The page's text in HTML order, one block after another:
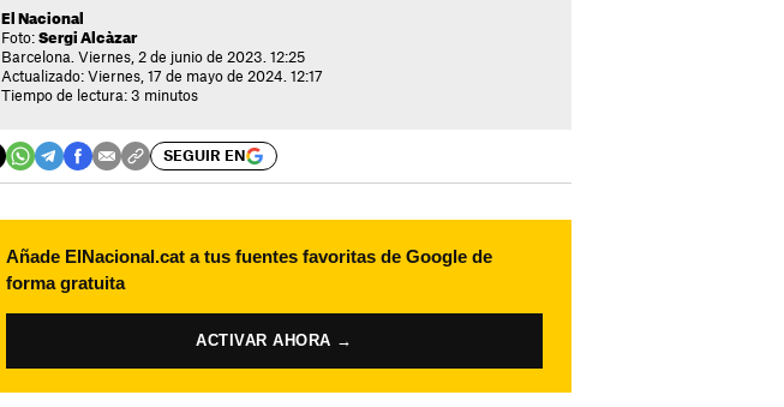
El Nacional
Foto: Sergi Alcàzar
Barcelona. Viernes, 2 de junio de 2023. 12:25
Actualizado: Viernes, 17 de mayo de 2024. 12:17
Tiempo de lectura: 3 minutos
SEGUIR EN
Añade ElNacional.cat a tus fuentes favoritas de Google de
forma gratuita
ACTIVAR AHORA →